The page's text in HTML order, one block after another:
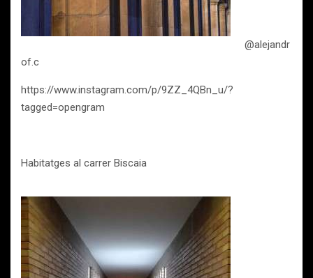
@alejandr
of.c
https://www.instagram.com/p/9ZZ_4QBn_u/?
tagged=opengram
Habitatges al carrer Biscaia